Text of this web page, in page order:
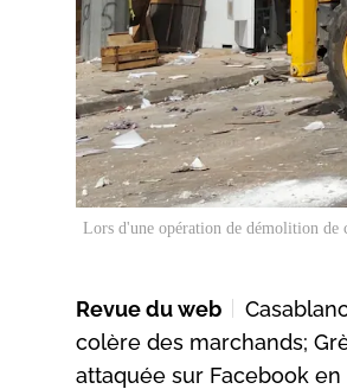
Lors d'une opération de démolition de
Revue du web
colère des marchands;
attaquée sur Facebook en